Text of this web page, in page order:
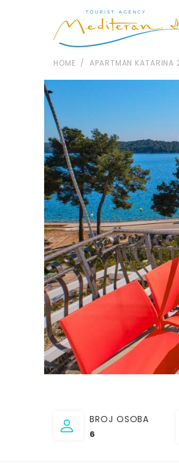
HOME APARTMAN KATARINA
BROJ OSOBA
6